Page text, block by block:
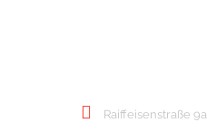
Raiffeisenstraße 9a